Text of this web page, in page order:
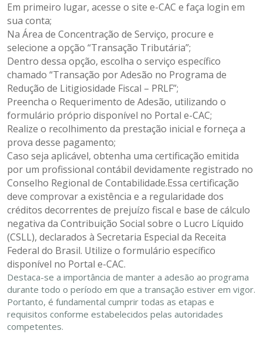
Em primeiro lugar, acesse o site e-CAC e faça login em
sua conta;
Na Área de Concentração de Serviço, procure e
selecione a opção “Transação Tributária”;
Dentro dessa opção, escolha o serviço específico
chamado “Transação por Adesão no Programa de
Redução de Litigiosidade Fiscal – PRLF”;
Preencha o Requerimento de Adesão, utilizando o
formulário próprio disponível no Portal e-CAC;
Realize o recolhimento da prestação inicial e forneça a
prova desse pagamento;
Caso seja aplicável, obtenha uma certificação emitida
por um profissional contábil devidamente registrado no
Conselho Regional de Contabilidade.Essa certificação
deve comprovar a existência e a regularidade dos
créditos decorrentes de prejuízo fiscal e base de cálculo
negativa da Contribuição Social sobre o Lucro Líquido
(CSLL), declarados à Secretaria Especial da Receita
Federal do Brasil. Utilize o formulário específico
disponível no Portal e-CAC.
Destaca-se a importância de manter a adesão ao programa
durante todo o período em que a transação estiver em vigor.
Portanto, é fundamental cumprir todas as etapas e
requisitos conforme estabelecidos pelas autoridades
competentes.